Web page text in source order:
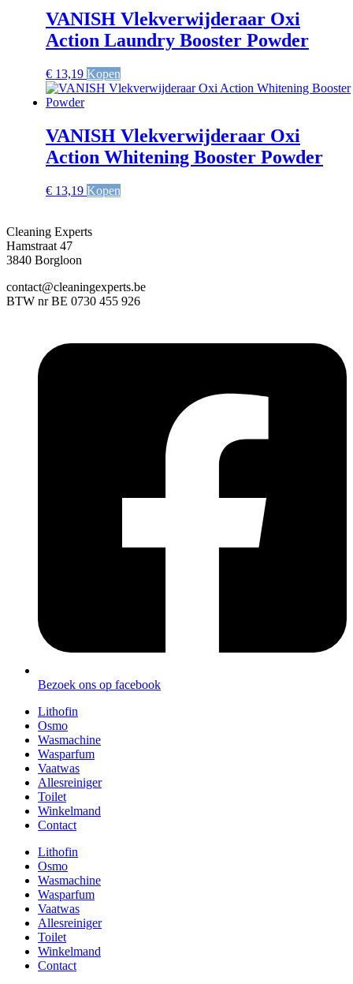
VANISH Vlekverwijderaar Oxi
Action Laundry Booster Powder
€ 13,19 Kopen
VANISH Vlekverwijderaar Oxi
Action Whitening Booster Powder
€ 13,19 Kopen
Cleaning Experts
Hamstraat 47
3840 Borgloon
contact@cleaningexperts.be
BTW nr BE 0730 455 926
Bezoek ons op facebook
Lithofin
Osmo
Wasmachine
Wasparfum
Vaatwas
Allesreiniger
Toilet
Winkelmand
Contact
Lithofin
Osmo
Wasmachine
Wasparfum
Vaatwas
Allesreiniger
Toilet
Winkelmand
Contact